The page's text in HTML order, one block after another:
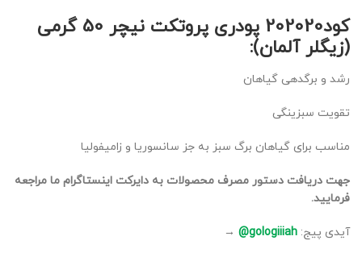
کود202020 پودری پروتکت نیچر 50 گرمی
(زیگلر آلمان):
رشد و برگدهی گیاهان
تقویت سبزینگی
مناسب برای گیاهان برگ سبز به جز سانسوریا و زامیفولیا
جهت دریافت دستور مصرف محصولات به دایرکت اینستاگرام ما مراجعه
فرمایید.
آیدی پیج: gologiiiah@
→